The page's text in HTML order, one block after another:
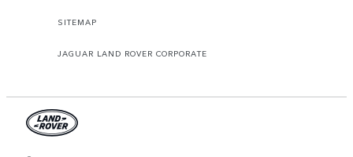
SITEMAP
JAGUAR LAND ROVER CORPORATE